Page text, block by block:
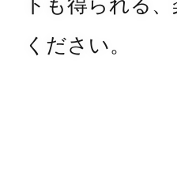
トも得られる
ください。